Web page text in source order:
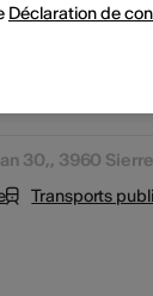
30,, 3960 Sierre
Transports
Déclaration de